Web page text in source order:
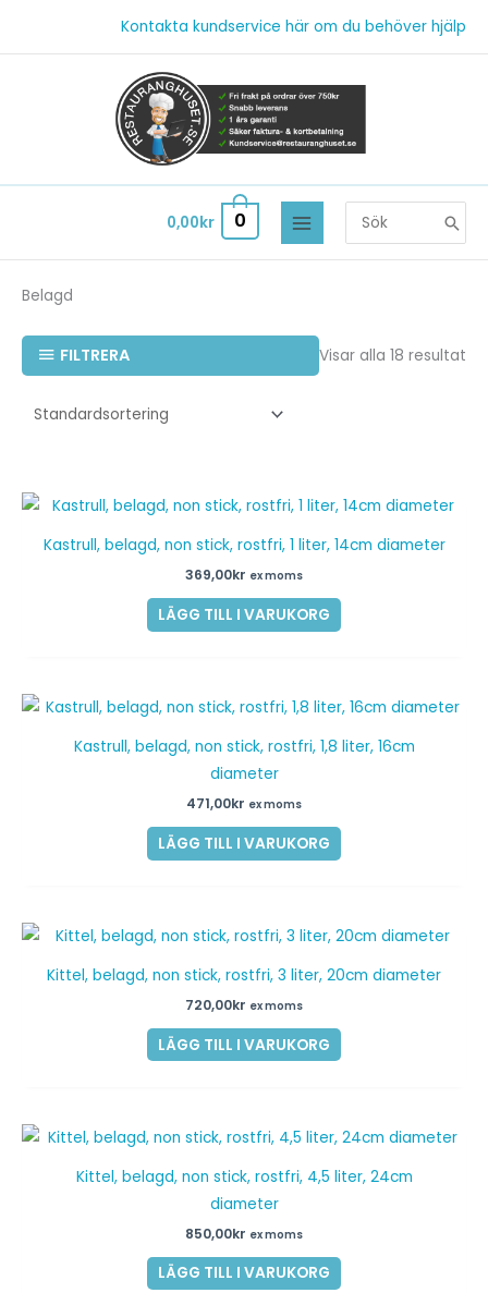
Kontakta kundservice här om du behöver hjälp
0,00kr 0
Search
for:
Belagd
FILTRERA Visar alla 18 resultat
Kastrull, belagd, non stick, rostfri, 1 liter, 14cm diameter
369,00kr ex moms
LÄGG TILL I VARUKORG
Kastrull, belagd, non stick, rostfri, 1,8 liter, 16cm
diameter
471,00kr ex moms
LÄGG TILL I VARUKORG
Kittel, belagd, non stick, rostfri, 3 liter, 20cm diameter
720,00kr ex moms
LÄGG TILL I VARUKORG
Kittel, belagd, non stick, rostfri, 4,5 liter, 24cm
diameter
850,00kr ex moms
LÄGG TILL I VARUKORG